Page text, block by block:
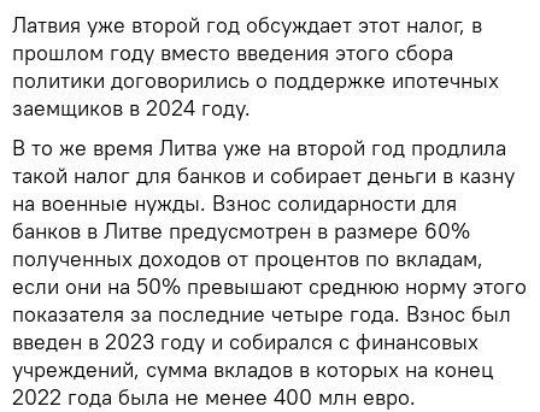
Латвия уже второй год обсуждает этот налог, в
прошлом году вместо введения этого сбора
политики договорились о поддержке ипотечных
заемщиков в 2024 году.
В то же время Литва уже на второй год продлила
такой налог для банков и собирает деньги в казну
на военные нужды. Взнос солидарности для
банков в Литве предусмотрен в размере 60%
полученных доходов от процентов по вкладам,
если они на 50% превышают среднюю норму этого
показателя за последние четыре года. Взнос был
введен в 2023 году и собирался с финансовых
учреждений, сумма вкладов в которых на конец
2022 года была не менее 400 млн евро.